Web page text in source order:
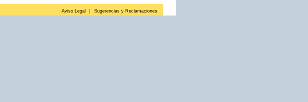
Aviso Legal Sugerencias y Reclamaciones